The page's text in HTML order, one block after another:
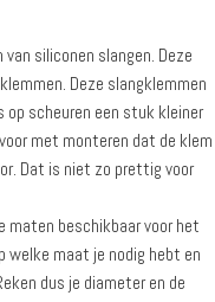
siliconen slangen. Deze
Deze slangklemmen
op scheuren een stuk kleiner
met monteren dat de klem
Dat is niet zo prettig voor
maten beschikbaar voor het
welke maat je nodig hebt en
dus je diameter en de